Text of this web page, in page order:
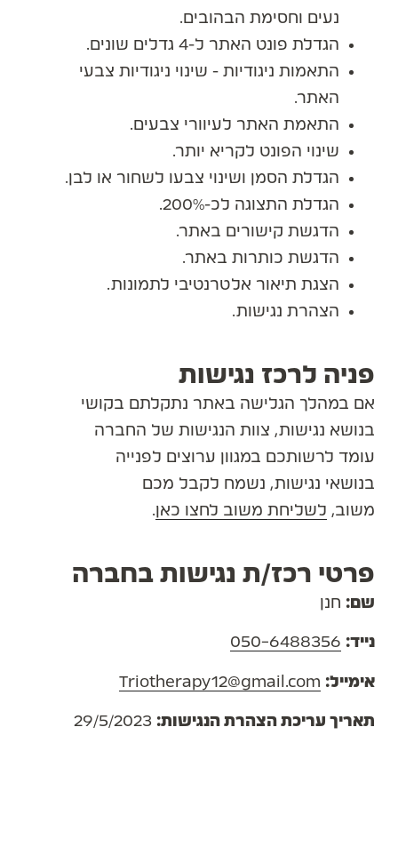
נעים וחסימת הבהובים.
הגדלת פונט האתר ל-4 גדלים שונים.
התאמות ניגודיות - שינוי ניגודיות צבעי
האתר.
התאמת האתר לעיוורי צבעים.
שינוי הפונט לקריא יותר.
הגדלת הסמן ושינוי צבעו לשחור או לבן.
הגדלת התצוגה לכ-200%.
הדגשת קישורים באתר.
הדגשת כותרות באתר.
הצגת תיאור אלטרנטיבי לתמונות.
הצהרת נגישות.
פניה לרכז נגישות
אם במהלך הגלישה באתר נתקלתם בקושי
בנושא נגישות, צוות הנגישות של החברה
עומד לרשותכם במגוון ערוצים לפנייה
בנושאי נגישות, נשמח לקבל מכם
משוב, לשליחת משוב לחצו כאן.
פרטי רכז/ת נגישות בחברה
שם: חנן
נייד: 050-6488356
אימייל: Triotherapy12@gmail.com
תאריך עריכת הצהרת הנגישות: